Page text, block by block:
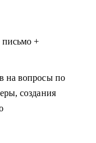
письмо +
на вопросы по
создания